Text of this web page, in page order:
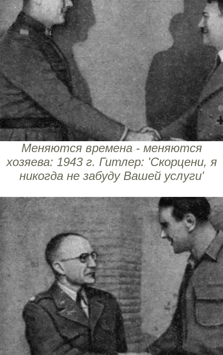
Меняются времена - меняются
хозяева: 1943 г. Гитлер: 'Скорцени, я
никогда не забуду Вашей услуги'